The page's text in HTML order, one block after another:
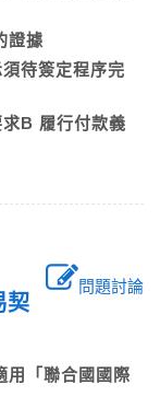
證據
待簽定程序完
B 履行付款義
問題討論
契
用「聯合國國際